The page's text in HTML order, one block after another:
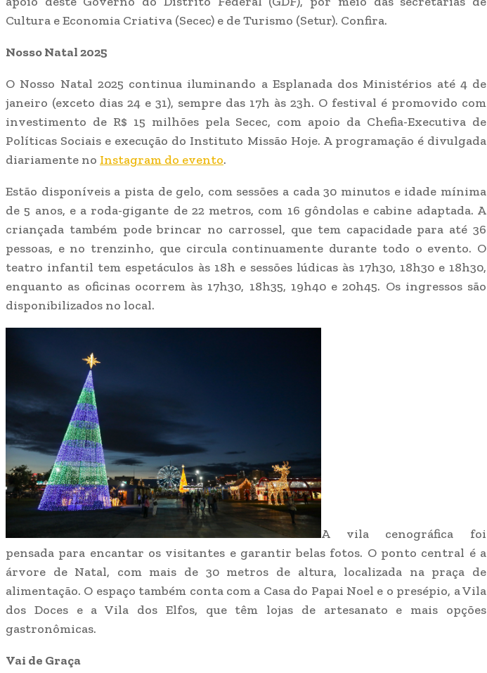
Cultura e Economia Criativa (Secec) e de Turismo (Setur). Confira.
Nosso Natal 2025
O Nosso Natal 2025 continua iluminando a Esplanada dos Ministérios até 4 de
janeiro (exceto dias 24 e 31), sempre das 17h às 23h. O festival é promovido com
investimento de R$ 15 milhões pela Secec, com apoio da Chefia-Executiva de
Políticas Sociais e execução do Instituto Missão Hoje. A programação é divulgada
diariamente no Instagram do evento.
Estão disponíveis a pista de gelo, com sessões a cada 30 minutos e idade mínima
de 5 anos, e a roda-gigante de 22 metros, com 16 gôndolas e cabine adaptada. A
criançada também pode brincar no carrossel, que tem capacidade para até 36
pessoas, e no trenzinho, que circula continuamente durante todo o evento. O
teatro infantil tem espetáculos às 18h e sessões lúdicas às 17h30, 18h30 e 18h30,
enquanto as oficinas ocorrem às 17h30, 18h35, 19h40 e 20h45. Os ingressos são
disponibilizados no local.
A vila cenográfica foi
pensada para encantar os visitantes e garantir belas fotos. O ponto central é a
árvore de Natal, com mais de 30 metros de altura, localizada na praça de
alimentação. O espaço também conta com a Casa do Papai Noel e o presépio, a Vila
dos Doces e a Vila dos Elfos, que têm lojas de artesanato e mais opções
gastronômicas.
Vai de Graça